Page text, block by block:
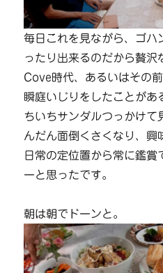
毎日これを見ながら、ゴハ
ったり出来るのだから贅
Cove時代、あるいはその
瞬庭いじりをしたことがあ
ちいちサンダルつっかけて
んだん面倒くさくなり、興
日常の定位置から常に鑑賞
ーと思ったです。
朝は朝でドーンと。